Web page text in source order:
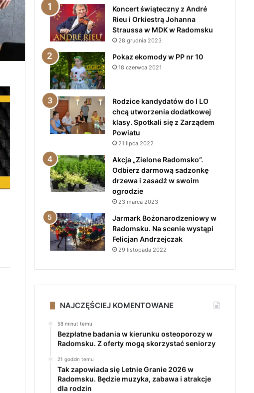
Koncert świąteczny z André
Rieu i Orkiestrą Johanna
Straussa w MDK w Radomsku
28 grudnia 2023
Pokaz ekomody w PP nr 10
18 czerwca 2021
Rodzice kandydatów do I LO
chcą utworzenia dodatkowej
klasy. Spotkali się z Zarządem
Powiatu
21 lipca 2022
Akcja „Zielone Radomsko”.
Odbierz darmową sadzonkę
drzewa i zasadź w swoim
ogrodzie
23 marca 2023
Jarmark Bożonarodzeniowy w
Radomsku. Na scenie wystąpi
Felicjan Andrzejczak
29 listopada 2022
NAJCZĘŚCIEJ KOMENTOWANE
58 minut temu
Bezpłatne badania w kierunku osteoporozy w
Radomsku. Z oferty mogą skorzystać seniorzy
21 godzin temu
Tak zapowiada się Letnie Granie 2026 w
Radomsku. Będzie muzyka, zabawa i atrakcje
dla rodzin